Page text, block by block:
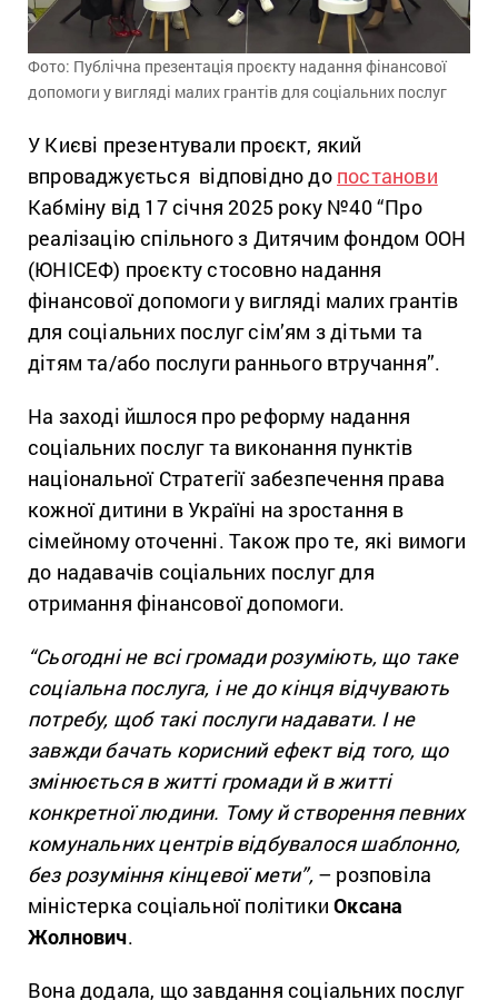
Фото: Публічна презентація проєкту надання фінансової
допомоги у вигляді малих грантів для соціальних послуг
У Києві презентували проєкт, який
впроваджується відповідно до постанови
Кабміну від 17 січня 2025 року №40 “Про
реалізацію спільного з Дитячим фондом ООН
(ЮНІСЕФ) проєкту стосовно надання
фінансової допомоги у вигляді малих грантів
для соціальних послуг сім’ям з дітьми та
дітям та/або послуги раннього втручання”.
На заході йшлося про реформу надання
соціальних послуг та виконання пунктів
національної Стратегії забезпечення права
кожної дитини в Україні на зростання в
сімейному оточенні. Також про те, які вимоги
до надавачів соціальних послуг для
отримання фінансової допомоги.
“Сьогодні не всі громади розуміють, що таке
соціальна послуга, і не до кінця відчувають
потребу, щоб такі послуги надавати. І не
завжди бачать корисний ефект від того, що
змінюється в житті громади й в житті
конкретної людини. Тому й створення певних
комунальних центрів відбувалося шаблонно,
без розуміння кінцевої мети”,– розповіла
міністерка соціальної політики Оксана
Жолнович.
Вона додала, що завдання соціальних послуг